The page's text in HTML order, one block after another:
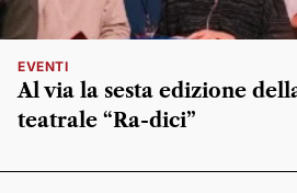
EVENTI
Al via la sesta edizione
teatrale “Ra-dici”